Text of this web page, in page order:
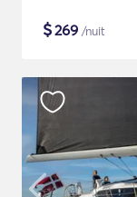
$269 /nuit